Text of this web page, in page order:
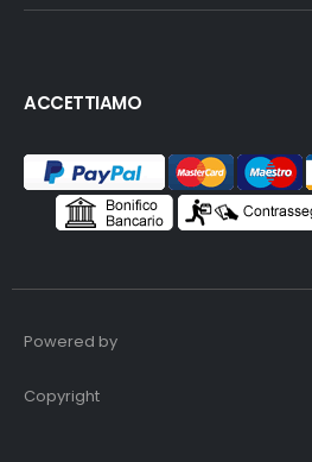
ACCETTIAMO
Powered by
Copyright